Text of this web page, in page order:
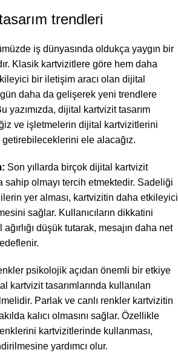
trendleri
iş dünyasında oldukça yaygın bir
Klasik kartvizitlere göre hem daha
bir iletişim aracı olan dijital
daha da gelişerek yeni trendlere
yazımızda, dijital kartvizit tasarım
ve işletmelerin dijital kartvizitlerini
ele alacağız.
Son yıllarda birçok dijital kartvizit
sahip olmayı tercih etmektedir. Sadeliği
yer alması, kartvizitin daha etkileyici
sağlar. Kullanıcıların dikkatini
düşük tutarak, mesajın daha net
psikolojik açıdan önemli bir etkiye
kartvizit tasarımlarında kullanılan
Parlak ve canlı renkler kartvizitin
kalıcı olmasını sağlar. Özellikle
kartvizitlerinde kullanması,
yardımcı olur.